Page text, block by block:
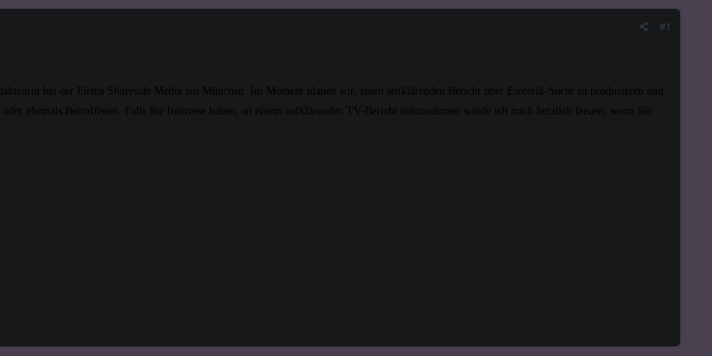
#1
bei der Firma Shinyside Media aus München. Im Moment planen wir, einen aufklärenden Bericht über Esoterik-Sucht zu produzieren und
ehemals Betroffenen. Falls Sie Interesse haben, an einem aufklärenden TV-Bericht teilzunehmen würde ich mich herzlich freuen, wenn Sie